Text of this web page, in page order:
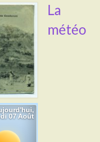
La
météo